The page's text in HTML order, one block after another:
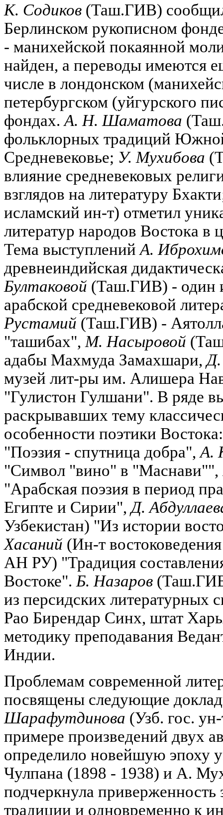
К. Содиков (Таш.ГИВ)
Берлинском рукописном
- манихейской покаянной
найден, а переводы имеются
числе в лондонском
петербургском (уйгурского
фондах.А. Н. Шаматова
фольклорных традиций
Средневековье; У. Мухибова
влияние средневековых
взглядов на литературу
исламский ин-т) отметил
литератур народов Востока в
Тема выступленийА.
древнеиндийская
Бултаковой (Таш.ГИВ) - один
арабской средневековой
Рустамий (Таш.ГИВ) -
"ташибах", М. Насыровой
адабы Махмуда Замахшари,
музей лит-ры им. Алишера
"Гулистон Гулшани". В ряде
раскрывавших тему
особенности поэтики
"Поэзия - спутница добра",А.
"Символ "вино" в "Маснави"",
"Арабская поэзия в период
Египте и Сирии",Д.
Узбекистан) "Из истории
Хасаний (Ин-т
АН РУ) "Традиция
Востоке". Б. Назаров
из персидских литературных
Рао Бирендар Синх, штат
методику преподавания
Индии.
Проблемам современной
посвящены следующие
Шарафутдинова (Узб. гос.
примере произведений двух
определило новейшую эпоху
Чулпана (1898 - 1938) и А.
подчеркнула приверженность
традиции и одновременно к